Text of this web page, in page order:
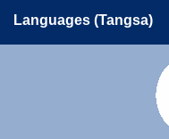
Languages (Tangsa)